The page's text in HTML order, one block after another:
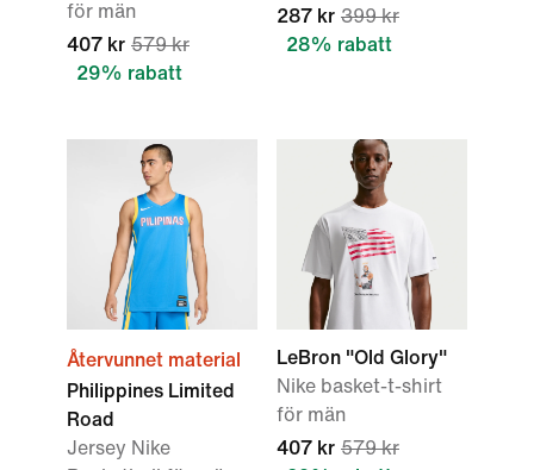
för män
407 kr 579 kr
29% rabatt
287 kr 399 kr
28% rabatt
Återvunnet material
Philippines Limited
Road
Jersey Nike
LeBron "Old Glory"
Nike basket-t-shirt
för män
407 kr 579 kr